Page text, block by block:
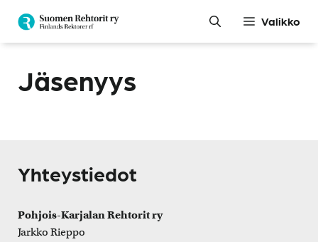
sisältöön
Valikko
Jäsenyys
Yhteystiedot
Pohjois-Karjalan Rehtorit ry
Jarkko Rieppo